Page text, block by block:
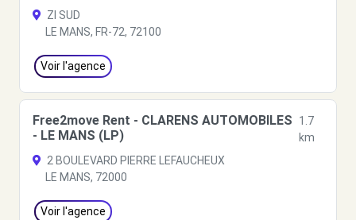
ZI SUD
LE MANS, FR-72, 72100
Voir l'agence
Free2move Rent - CLARENS AUTOMOBILES
- LE MANS (LP)
1.7
km
2 BOULEVARD PIERRE LEFAUCHEUX
LE MANS, 72000
Voir l'agence